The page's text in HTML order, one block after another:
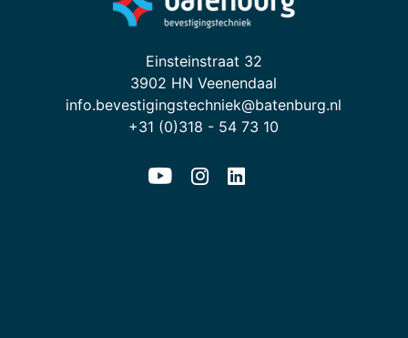
Einsteinstraat 32
3902 HN Veenendaal
info.bevestigingstechniek@batenburg.nl
+31 (0)318 - 54 73 10